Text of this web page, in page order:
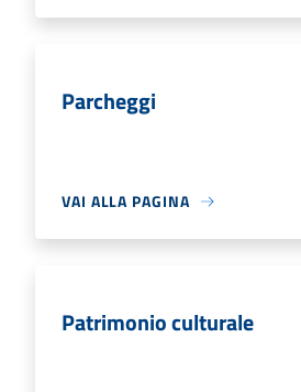
Parcheggi
VAI ALLA PAGINA
Patrimonio culturale